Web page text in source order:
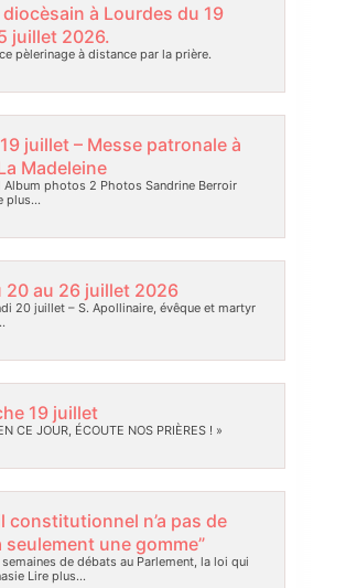
diocèsain à Lourdes du 19
juillet 2026.
pèlerinage à distance par la prière.
juillet – Messe patronale à
Madeleine
Album photos 2 Photos Sandrine Berroir
plus…
20 au 26 juillet 2026
20 juillet – S. Apollinaire, évêque et martyr
19 juillet
CE JOUR, ÉCOUTE NOS PRIÈRES ! »
constitutionnel n’a pas de
une gomme”
de débats au Parlement, la loi qui
Lire plus…